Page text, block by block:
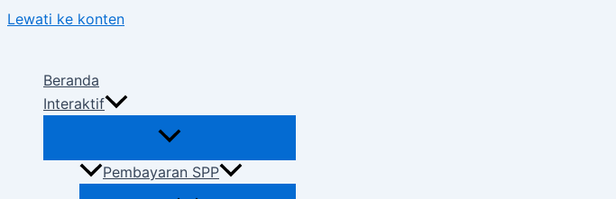
Lewati ke konten
Beranda
Interaktif
Pembayaran SPP